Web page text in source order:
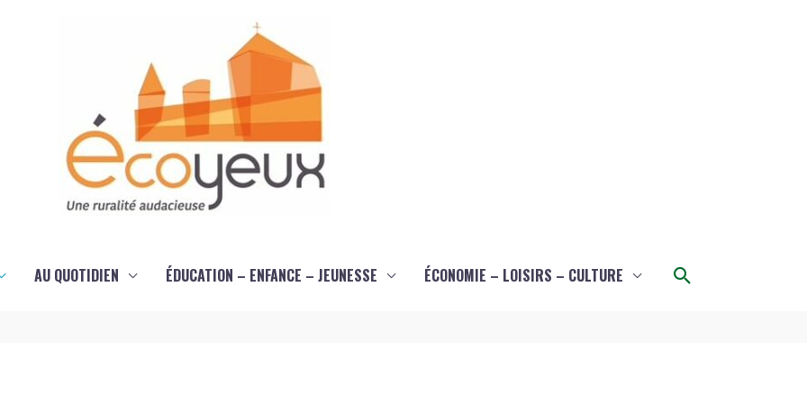
AU QUOTIDIEN ÉDUCATION – ENFANCE – JEUNESSE ÉCONOMIE – LOISIRS – CULTURE Rechercher